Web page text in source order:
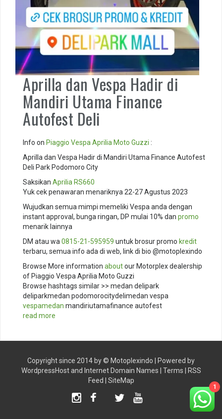
Aprilla dan Vespa Hadir di
Mandiri Utama Finance
Autofest Deli
Info on Piaggio VespaAprilia Moto Guzzi :
Aprilla dan Vespa Hadir di Mandiri Utama Finance Autofest
Deli Park Podomoro City
Saksikan Aprilia RS660
Yuk cek penawaran menariknya 22-27 Agustus 2023
Wujudkan semua mimpi memeliki Vespa anda dengan
instant approval, bunga ringan, DP mulai 10% dan promo
menarik lainnya
DM atau wa0815-21-595959 untuk brosur promo kredit
terbaru, semua info ada di web, link di bio @motoplexindo
Browse More information aboutour Motorplex dealership
of Piaggio Vespa Aprilia Moto Guzzi
Browse hashtags similar >> medan delipark
deliparkmedan podomorocitydelimedan vespa
vespamedan mandiriutamafinance autofest
read more
Copyright since 2014 by © Motoplexindo | Powered by
WordpressHostand Internet Domain Names Terms
RSS
Feed
SiteMap
InstagramFacebookTwitterYoutube
1